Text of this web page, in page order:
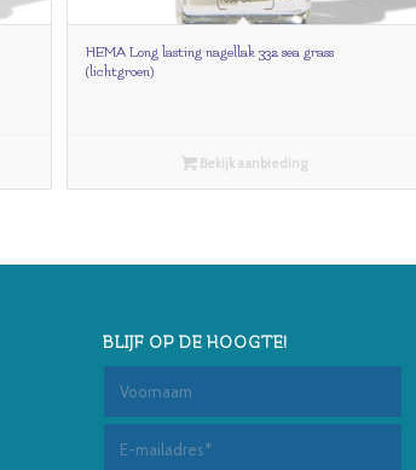
HEMA Long lasting nagellak 332 sea grass
(lichtgroen)
Bekijk aanbieding
BLIJF OP DE HOOGTE!